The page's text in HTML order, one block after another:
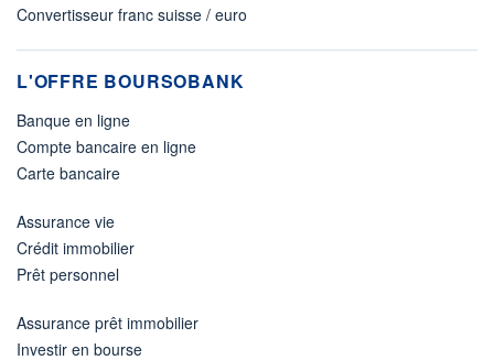
Convertisseur franc suisse / euro
L'OFFRE BOURSOBANK
Banque en ligne
Compte bancaire en ligne
Carte bancaire
Assurance vie
Crédit immobilier
Prêt personnel
Assurance prêt immobilier
Investir en bourse